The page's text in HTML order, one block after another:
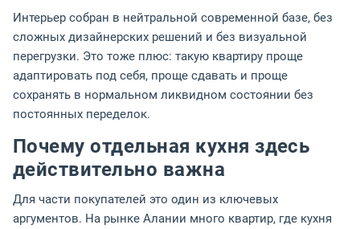
Интерьер собран в нейтральной современной базе, без
сложных дизайнерских решений и без визуальной
перегрузки. Это тоже плюс: такую квартиру проще
адаптировать под себя, проще сдавать и проще
сохранять в нормальном ликвидном состоянии без
постоянных переделок.
Почему отдельная кухня здесь
действительно важна
Для части покупателей это один из ключевых
аргументов. На рынке Алании много квартир, где кухня